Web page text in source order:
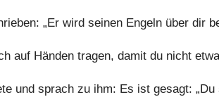
„Er wird seinen Engeln über dir
auf Händen tragen, damit du nicht
und sprach zu ihm: Es ist gesagt: